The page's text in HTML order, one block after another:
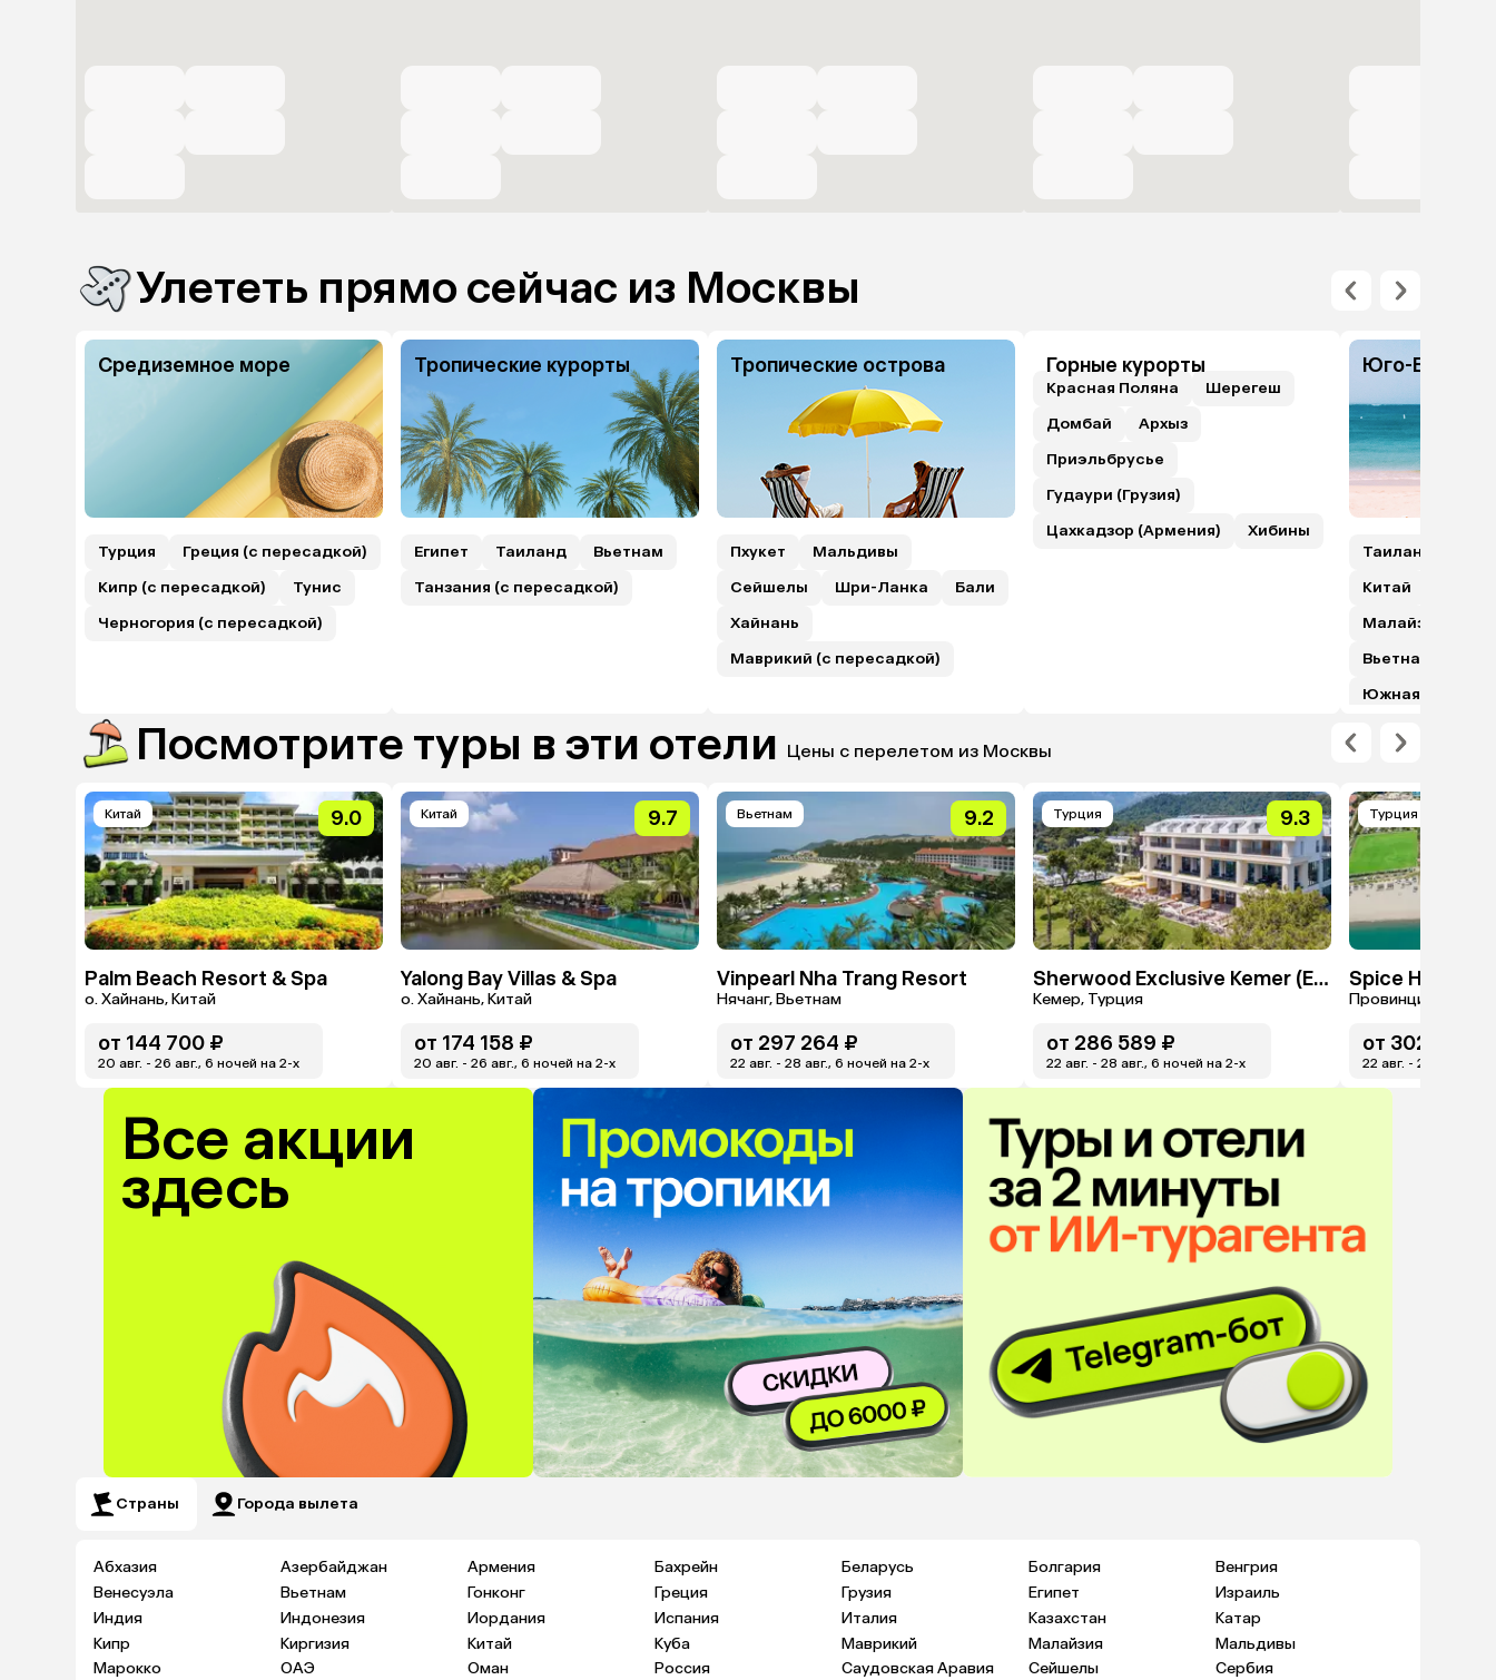
Улететь прямо сейчас из Москвы
Средиземное море
Турция
Греция (с пересадкой)
Кипр (с пересадкой)
Тунис
Черногория (с пересадкой)
Тропические курорты
Египет Таиланд
Вьетнам
Танзания (с пересадкой)
Тропические острова
Пхукет
Мальдивы
Сейшелы
Шри-Ланка
Бали
Хайнань
Маврикий (с пересадкой)
Горные курорты
Красная Поляна
Шерегеш
Домбай
Архыз
Приэльбрусье
Гудаури (Грузия)
Цахкадзор (Армения)
Хибины
Юго-
Таиланд
Китай
Малайзия (с
Вьетнам
Южная Корея
Посмотрите туры в эти отели Цены с перелетом из Москвы
Китай 9.0
Palm Beach Resort & Spa
о. Хайнань, Китай
от 144 700 ₽
20 авг. - 26 авг., 6 ночей на 2-x
Китай 9.7
Yalong Bay Villas & Spa
о. Хайнань, Китай
от 174 158 ₽
20 авг. - 26 авг., 6 ночей на 2-x
Вьетнам 9.2
Vinpearl Nha Trang Resort
Нячанг, Вьетнам
от 297 264 ₽
22 авг. - 28 авг., 6 ночей на 2-x
Турция 9.3
Sherwood Exclusive Kemer (Ex. Sherwood Club Kemer)
Кемер, Турция
от 286 589 ₽
22 авг. - 28 авг., 6 ночей на 2-x
Турция
Spice Hotel &
Провинция
от 302 044 ₽
22 авг. - 28 авг., 6
Все акции
здесь
Страны Города вылета
Абхазия Азербайджан Армения Бахрейн Беларусь Болгария
Венгрия
Венесуэла
Вьетнам Гонконг Греция Грузия Египет
Израиль
Индия
Индонезия Иордания Испания Италия Казахстан
Катар
Кипр
Киргизия Китай Куба Маврикий Малайзия
Мальдивы
Марокко
ОАЭ Оман Россия Саудовская Аравия Сейшелы
Сербия